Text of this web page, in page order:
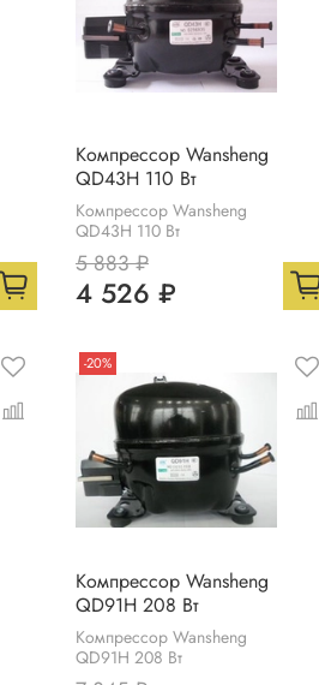
Компрессор Wansheng
QD43H 110 Вт
Компрессор Wansheng
QD43H 110 Вт
5 883 ₽
4 526 ₽
-20%
Компрессор Wansheng
QD91H 208 Вт
Компрессор Wansheng
QD91H 208 Вт